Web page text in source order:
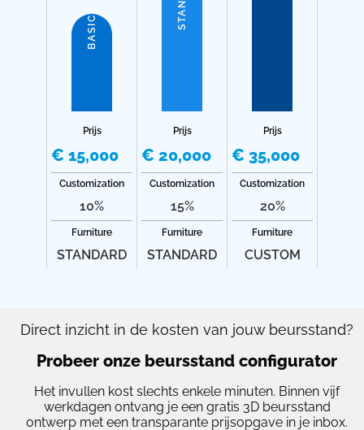
BASIC
Prijs
€ 15,000
Customization
10%
Furniture
STANDARD
Prijs
€ 20,000
Customization
15%
Furniture
STANDARD
Prijs
€ 35,000
Customization
20%
Furniture
CUSTOM
Direct inzicht in de kosten van jouw beursstand?
Probeer onze beursstand configurator
Het invullen kost slechts enkele minuten. Binnen vijf
werkdagen ontvang je een gratis 3D beursstand
ontwerp met een transparante prijsopgave in je inbox.